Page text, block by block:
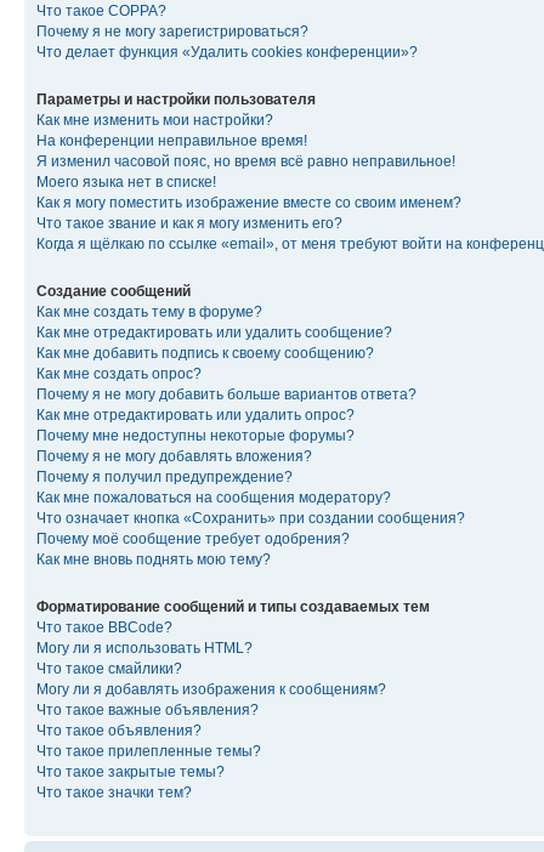
Что такое COPPA?
Почему я не могу зарегистрироваться?
Что делает функция «Удалить cookies конференции»?
Параметры и настройки пользователя
Как мне изменить мои настройки?
На конференции неправильное время!
Я изменил часовой пояс, но время всё равно неправильное!
Моего языка нет в списке!
Как я могу поместить изображение вместе со своим именем?
Что такое звание и как я могу изменить его?
Когда я щёлкаю по ссылке «email», от меня требуют войти на
Создание сообщений
Как мне создать тему в форуме?
Как мне отредактировать или удалить сообщение?
Как мне добавить подпись к своему сообщению?
Как мне создать опрос?
Почему я не могу добавить больше вариантов ответа?
Как мне отредактировать или удалить опрос?
Почему мне недоступны некоторые форумы?
Почему я не могу добавлять вложения?
Почему я получил предупреждение?
Как мне пожаловаться на сообщения модератору?
Что означает кнопка «Сохранить» при создании сообщения?
Почему моё сообщение требует одобрения?
Как мне вновь поднять мою тему?
Форматирование сообщений и типы создаваемых тем
Что такое BBCode?
Могу ли я использовать HTML?
Что такое смайлики?
Могу ли я добавлять изображения к сообщениям?
Что такое важные объявления?
Что такое объявления?
Что такое прилепленные темы?
Что такое закрытые темы?
Что такое значки тем?